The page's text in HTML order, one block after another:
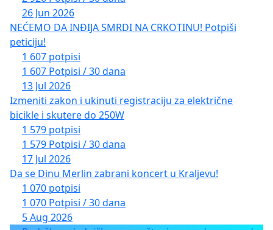
krize, agresije i zavisnosti među mladim
generacijama.
Potpišite ovu peticiju kako biste podržali uvođenje
Religije-Hristijanizam-Pravoslavlje kao redovnog
predmeta u školama Bugarske!
26 Jun 2026
NEĆEMO DA INĐIJA SMRDI NA CRKOTINU! Potpiši
peticiju!
1 607 potpisi
1 607 Potpisi / 30 dana
13 Jul 2026
Izmeniti zakon i ukinuti registraciju za električne
bicikle i skutere do 250W
1 579 potpisi
1 579 Potpisi / 30 dana
17 Jul 2026
Da se Dinu Merlin zabrani koncert u Kraljevu!
1 070 potpisi
1 070 Potpisi / 30 dana
5 Aug 2026